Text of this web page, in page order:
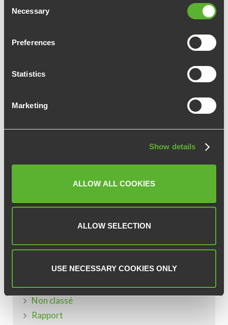
voluntarily and you can always revoke or change it under
Selection
Necessary
Preferences
Statistics
Marketing
Show details
ALLOW ALL COOKIES
ALLOW SELECTION
USE NECESSARY COOKIES ONLY
ARTICLE SUIVANT
Consultation CSE
Élection
Fonctionnement
Évènements
Non classé
Rapport